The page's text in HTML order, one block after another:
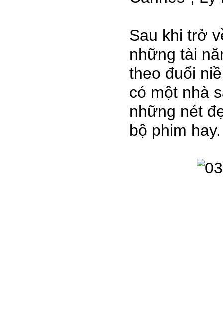
Sau khi trở
những tài
theo đuổi
có một nhà
những nét
bộ phim hay.